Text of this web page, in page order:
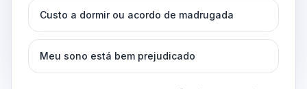
Custo a dormir ou acordo de madrugada
Meu sono está bem prejudicado